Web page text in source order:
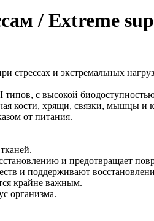
/ Extreme
стрессах и экстремальных
с высокой
кости, хрящи, связки, мышцы и
от питания.
и предотвращает
и поддерживают
крайне важным.
организма.